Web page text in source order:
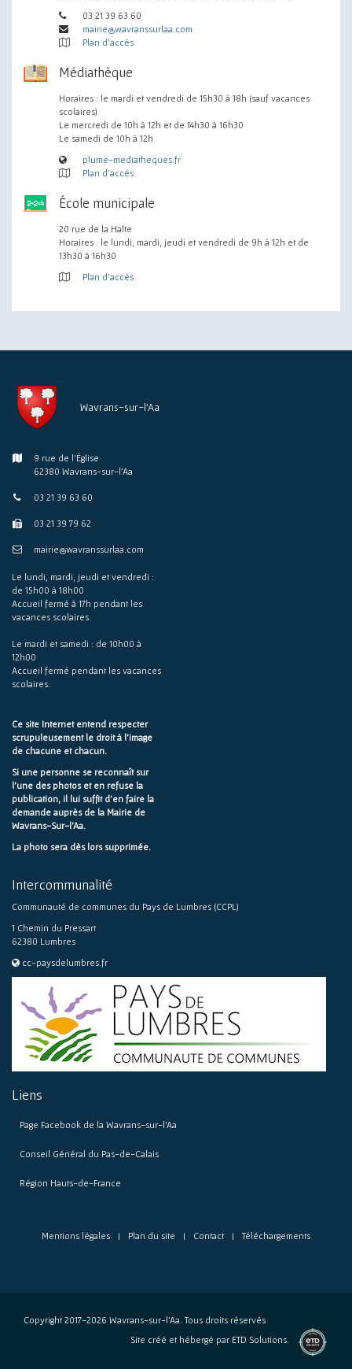
03 21 39 63 60
mairie@wavranssurlaa.com
Plan d'accès
Médiathèque
Horaires : le mardi et vendredi de 15h30 à 18h (sauf vacances
scolaires)
Le mercredi de 10h à 12h et de 14h30 à 16h30
Le samedi de 10h à 12h
plume-mediatheques.fr
Plan d'accès
École municipale
20 rue de la Halte
Horaires : le lundi, mardi, jeudi et vendredi de 9h à 12h et de
13h30 à 16h30
Plan d'accès
Wavrans-sur-l'Aa
9 rue de l'Église
62380 Wavrans-sur-l'Aa
03 21 39 63 60
03 21 39 79 62
mairie@wavranssurlaa.com
Le lundi, mardi, jeudi et vendredi :
de 15h00 à 18h00
Accueil fermé à 17h pendant les
vacances scolaires.
Le mardi et samedi : de 10h00 à
12h00
Accueil fermé pendant les vacances
scolaires.
Ce site Internet entend respecter
scrupuleusement le droit à l'image
de chacune et chacun.
Si une personne se reconnaît sur
l'une des photos et en refuse la
publication, il lui suffit d'en faire la
demande auprès de la Mairie de
Wavrans-Sur-l'Aa.
La photo sera dès lors supprimée.
Intercommunalité
Communauté de communes du Pays de Lumbres (CCPL)
1 Chemin du Pressart
62380 Lumbres
cc-paysdelumbres.fr
Liens
Page Facebook de la Wavrans-sur-l’Aa
Conseil Général du Pas-de-Calais
Région Hauts-de-France
Mentions légales Plan du site Contact Téléchargements
Copyright 2017-2026 Wavrans-sur-l’Aa. Tous droits réservés
Site créé et hébergé parl'agence
ETD Solutions.